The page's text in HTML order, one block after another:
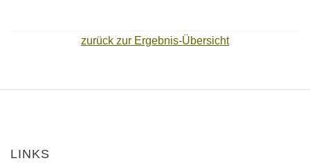
zurück zur Ergebnis-Übersicht
LINKS